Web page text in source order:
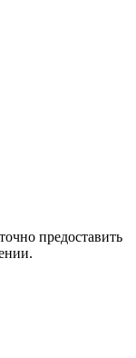
предоставить